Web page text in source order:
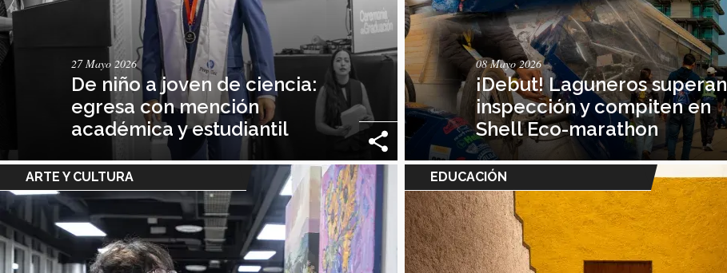
27 Mayo 2026
De niño a joven de ciencia:
egresa con mención
académica y estudiantil
ARTE Y CULTURA
08 Mayo 2026
¡Debut! Laguneros superan
inspección y compiten en
Shell Eco-marathon
EDUCACIÓN